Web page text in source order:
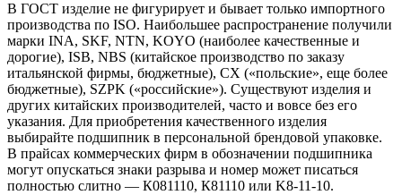
В ГОСТ изделие не фигурирует и бывает только импортного
производства по ISO. Наибольшее распространение получили
марки INA, SKF, NTN, KOYO (наиболее качественные и
дорогие), ISB, NBS (китайское производство по заказу
итальянской фирмы, бюджетные), CX («польские», еще более
бюджетные), SZPK («российские»). Существуют изделия и
других китайских производителей, часто и вовсе без его
указания. Для приобретения качественного изделия
выбирайте подшипник в персональной брендовой упаковке.
В прайсах коммерческих фирм в обозначении подшипника
могут опускаться знаки разрыва и номер может писаться
полностью слитно — К081110, К81110 или K8-11-10.